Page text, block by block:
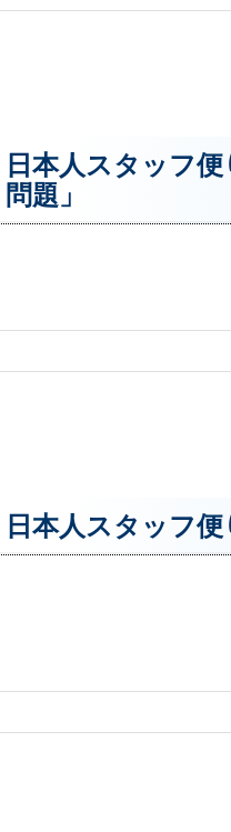
日本人スタッフ
問題」
日本人スタッフ